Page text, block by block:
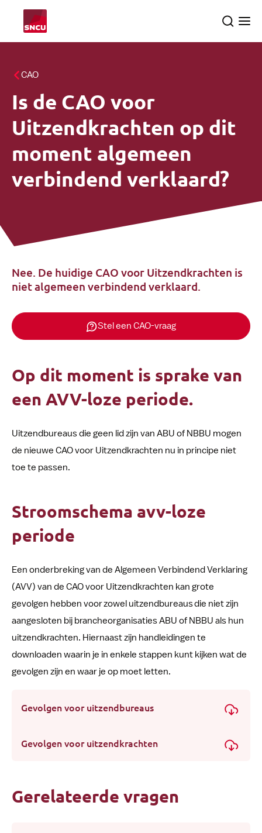
naar
Search
Thema's
Het onderzoek
CAO
Is de CAO voor
Uitzendkrachten op dit
moment algemeen
verbindend verklaard?
Nee. De huidige CAO voor Uitzendkrachten is
niet algemeen verbindend verklaard.
Stel een CAO-vraag
Op dit moment is sprake van
een AVV-loze periode.
Uitzendbureaus die geen lid zijn van ABU of NBBU mogen
de nieuwe CAO voor Uitzendkrachten nu in principe niet
toe te passen.
Stroomschema avv-loze
periode
Een onderbreking van de Algemeen Verbindend Verklaring
(AVV) van de CAO voor Uitzendkrachten kan grote
gevolgen hebben voor zowel uitzendbureaus die niet zijn
aangesloten bij brancheorganisaties ABU of NBBU als hun
uitzendkrachten. Hiernaast zijn handleidingen te
downloaden waarin je in enkele stappen kunt kijken wat de
gevolgen zijn en waar je op moet letten.
Gevolgen voor uitzendbureaus
Gevolgen voor uitzendkrachten
Gerelateerde vragen